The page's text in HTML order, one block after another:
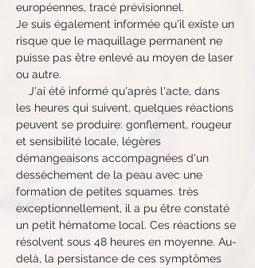
européennes, tracé prévisionnel.
Je suis également informée qu'il existe un
risque que le maquillage permanent ne
puisse pas être enlevé au moyen de laser
ou autre.
J'ai été informé qu'après l'acte, dans
les heures qui suivent, quelques réactions
peuvent se produire: gonflement, rougeur
et sensibilité locale, légères
démangeaisons accompagnées d'un
dessèchement de la peau avec une
formation de petites squames. très
exceptionnellement, il a pu être constaté
un petit hématome local. Ces réactions se
résolvent sous 48 heures en moyenne. Au-
delà, la persistance de ces symptômes